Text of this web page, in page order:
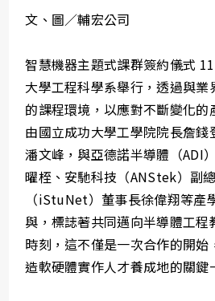
文、圖／輔宏公司
智慧機器主題式課群簽約儀式
大學工程科學系舉行，透過與業
的課程環境，以應對不斷變化的
由國立成功大學工學院院長詹
潘文峰，與亞德諾半導體（ADI
曜桎、安馳科技（ANStek）副
（iStuNet）董事長徐偉翔等產
與，標誌著共同邁向半導體工
時刻，這不僅是一次合作的開始
造軟硬體實作人才養成地的關鍵